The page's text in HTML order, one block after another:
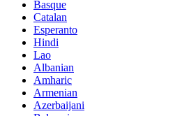
Basque
Catalan
Esperanto
Hindi
Lao
Albanian
Amharic
Armenian
Azerbaijani